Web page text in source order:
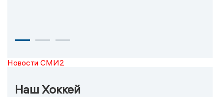
Новости СМИ2
Наш Хоккей